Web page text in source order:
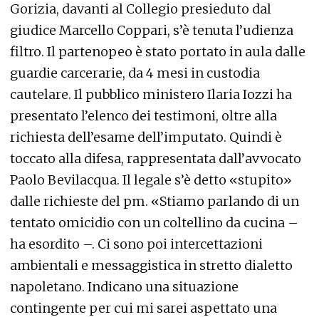
Gorizia, davanti al Collegio presieduto dal
giudice Marcello Coppari, s’è tenuta l’udienza
filtro. Il partenopeo è stato portato in aula dalle
guardie carcerarie, da 4 mesi in custodia
cautelare. Il pubblico ministero Ilaria Iozzi ha
presentato l’elenco dei testimoni, oltre alla
richiesta dell’esame dell’imputato. Quindi è
toccato alla difesa, rappresentata dall’avvocato
Paolo Bevilacqua. Il legale s’è detto «stupito»
dalle richieste del pm. «Stiamo parlando di un
tentato omicidio con un coltellino da cucina –
ha esordito –. Ci sono poi intercettazioni
ambientali e messaggistica in stretto dialetto
napoletano. Indicano una situazione
contingente per cui mi sarei aspettato una